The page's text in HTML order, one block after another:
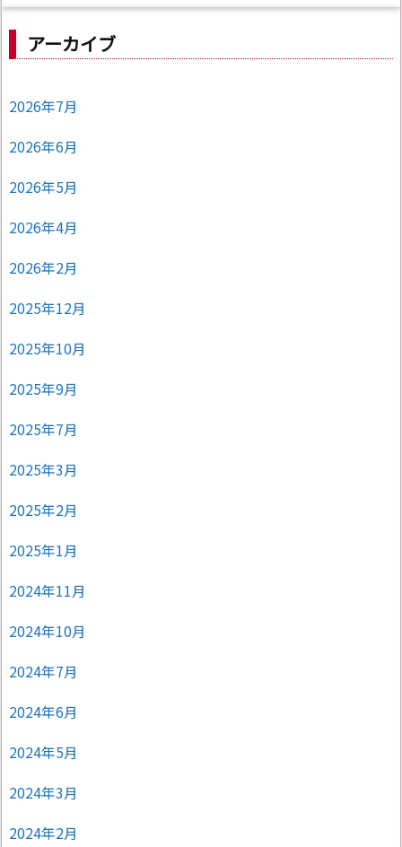
アーカイブ
2026年7月
2026年6月
2026年5月
2026年4月
2026年2月
2025年12月
2025年10月
2025年9月
2025年7月
2025年3月
2025年2月
2025年1月
2024年11月
2024年10月
2024年7月
2024年6月
2024年5月
2024年3月
2024年2月